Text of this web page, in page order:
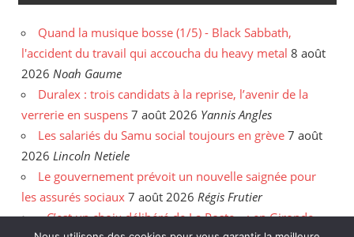
Quand la musique bosse (1/5) - Black Sabbath,
l'accident du travail qui accoucha du heavy metal 8 août
2026 Noah Gaume
Duralex : trois candidats à la reprise, l’avenir de la
verrerie en suspens 7 août 2026 Yannis Angles
Les salariés du Samu social toujours en grève 7 août
2026 Lincoln Netiele
Le gouvernement prévoit un nouvelle saignée pour
les assurés sociaux 7 août 2026 Régis Frutier
« C’est un choix délibéré de La Poste » : en Gironde,